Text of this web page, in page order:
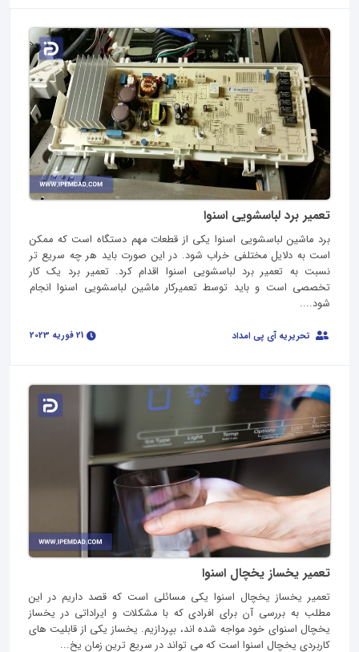
تعمیر برد لباسشویی اسنوا
برد ماشین لباسشویی اسنوا یکی از قطعات مهم دستگاه است که ممکن
است به دلایل مختلفی خراب شود. در این صورت باید هر چه سریع تر
نسبت به تعمیر برد لباسشویی اسنوا اقدام کرد. تعمیر برد یک کار
تخصصی است و باید توسط تعمیرکار ماشین لباسشویی اسنوا انجام
شود....
تحریریه آی پی امداد
تعمیر یخساز یخچال اسنوا
تعمیر یخساز یخچال اسنوا یکی مسائلی است که قصد داریم در این
مطلب به بررسی آن برای افرادی که با مشکلات و ایراداتی در یخساز
یخچال اسنوای خود مواجه شده اند، بپردازیم. یخساز یکی از قابلیت های
کاربردی یخچال اسنوا است که می تواند در سریع ترین زمان یخ...